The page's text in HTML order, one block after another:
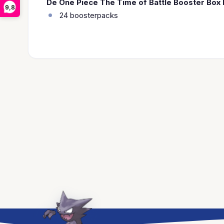
9,8
De One Piece The Time of Battle Booster Box
24 boosterpacks